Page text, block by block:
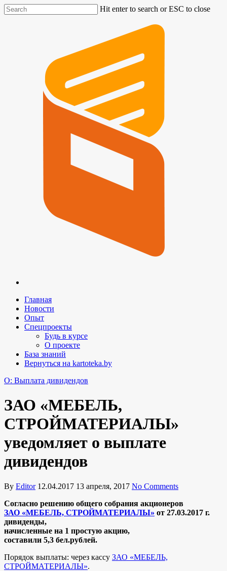
Hit enter to search or ESC to close
Главная
Новости
Опыт
Спецпроекты
Будь в курсе
О проекте
База знаний
Вернуться на kartoteka.by
O: Выплата дивидендов
ЗАО «МЕБЕЛЬ,
СТРОЙМАТЕРИАЛЫ»
уведомляет о выплате
дивидендов
By Editor 12.04.2017 13 апреля, 2017 No Comments
Согласно решению общего собрания акционеров
ЗАО «МЕБЕЛЬ, СТРОЙМАТЕРИАЛЫ» от 27.03.2017 г.
дивиденды,
начисленные на 1 простую акцию,
составили 5,3 бел.рублей.
Порядок выплаты: через кассу ЗАО «МЕБЕЛЬ,
СТРОЙМАТЕРИАЛЫ».